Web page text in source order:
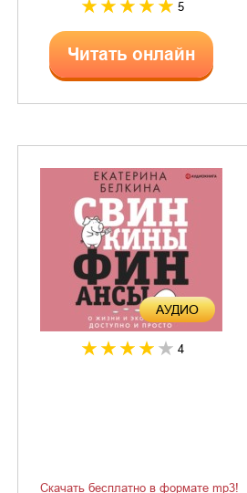
5
Читать онлайн
AУДИО
4
Скачать бесплатно в формате mp3!